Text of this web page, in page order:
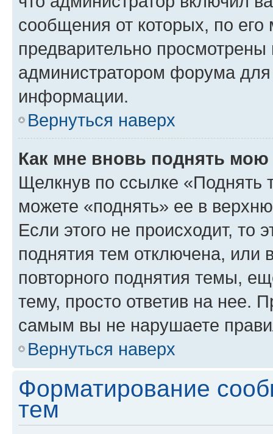
сообщения от которых, по
предварительно
администратором форума
информации.
Вернуться наверх
Как мне вновь поднять мою
Щелкнув по ссылке «Поднять
можете «поднять» ее в
Если этого не происходит, то
поднятия тем отключена, или
повторного поднятия темы,
тему, просто ответив на нее.
самым вы не нарушаете
Вернуться наверх
Форматирование
тем